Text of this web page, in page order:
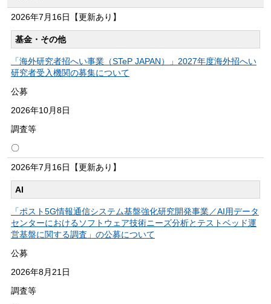
2026年7月16日 【更新あり】
基金・その他
「海外研究者招へい事業（STeP JAPAN）」2027年度海外招へい
研究者受入機関の募集について
公募
2026年10月8日
調査等
〇
2026年7月16日 【更新あり】
AI
「ポスト5G情報通信システム基盤強化研究開発事業／AI用データ
センターにおけるソフトウェア技術ニーズ分析とテストベッド運
営基盤に関する調査」の公募について
公募
2026年8月21日
調査等